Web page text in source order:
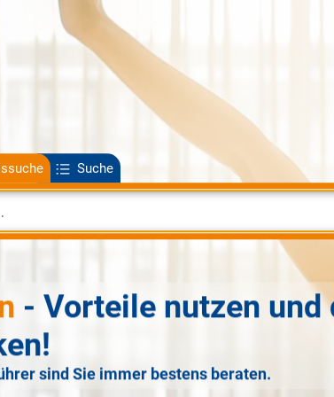
Suche
- Vorteile nutzen und
sind Sie immer bestens beraten.